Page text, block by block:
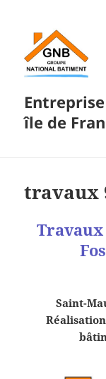
île de
travaux
Travaux
Saint-